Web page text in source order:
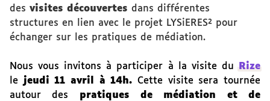
société
des visites découvertes dans différentes
structures en lien avec le projet LYSiERES² pour
échanger sur les pratiques de médiation.
Nous vous invitons à participer à la visite du
Rize
le jeudi 11 avril à 14h.Cette visite sera tournée
autour des pratiques de médiation et de